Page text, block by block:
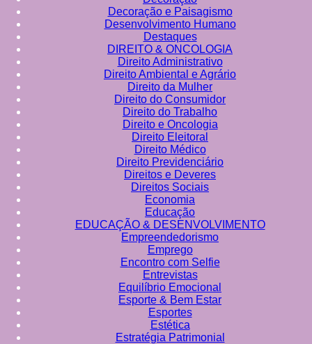
Decoração e Paisagismo
Desenvolvimento Humano
Destaques
DIREITO & ONCOLOGIA
Direito Administrativo
Direito Ambiental e Agrário
Direito da Mulher
Direito do Consumidor
Direito do Trabalho
Direito e Oncologia
Direito Eleitoral
Direito Médico
Direito Previdenciário
Direitos e Deveres
Direitos Sociais
Economia
Educação
EDUCAÇÃO & DESENVOLVIMENTO
Empreendedorismo
Emprego
Encontro com Selfie
Entrevistas
Equilíbrio Emocional
Esporte & Bem Estar
Esportes
Estética
Estratégia Patrimonial